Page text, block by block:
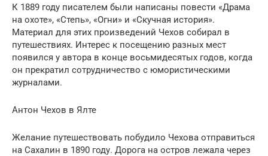
К 1889 году писателем были написаны повести «Драма
на охоте», «Степь», «Огни» и «Скучная история».
Материал для этих произведений Чехов собирал в
путешествиях. Интерес к посещению разных мест
появился у автора в конце восьмидесятых годов, когда
он прекратил сотрудничество с юмористическими
журналами.
Антон Чехов в Ялте
Желание путешествовать побудило Чехова отправиться
на Сахалин в 1890 году. Дорога на остров лежала через